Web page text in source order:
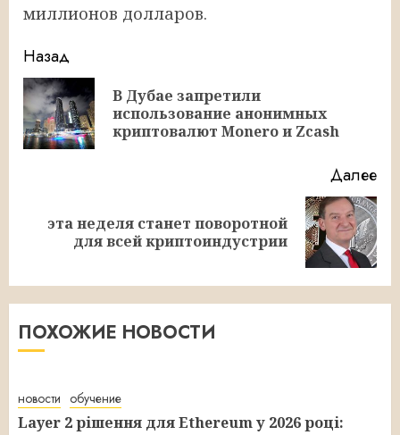
миллионов долларов.
Продолжить
чтение
Назад
В Дубае запретили
использование анонимных
криптовалют Monero и Zcash
Далее
Следующая
запись:
эта неделя станет поворотной
для всей криптоиндустрии
ПОХОЖИЕ НОВОСТИ
новости обучение
Layer 2 рішення для Ethereum у 2026 році: